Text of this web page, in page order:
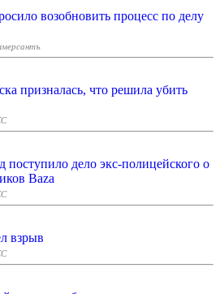
возобновить процесс по делу
призналась, что решила убить
поступило дело экс-полицейского о
Baza
взрыв